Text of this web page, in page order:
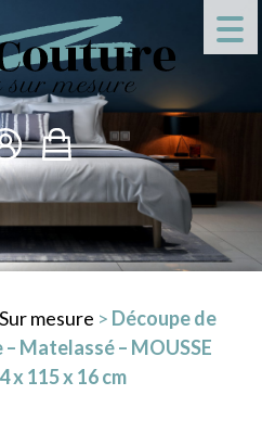
Sur mesure > Découpe de
Matelassé – MOUSSE
x 115 x 16 cm